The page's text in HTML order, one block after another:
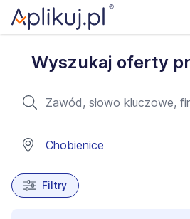
Wyszukaj oferty
Filtry